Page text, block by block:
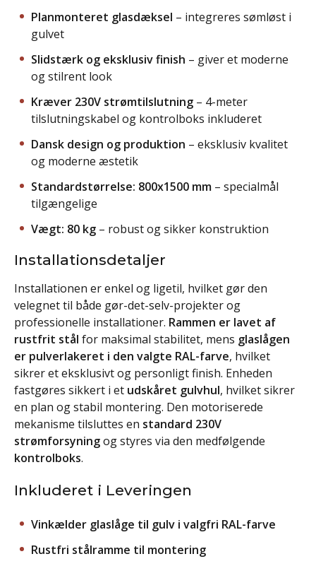
Planmonteret glasdæksel – integreres sømløst i
gulvet
Slidstærk og eksklusiv finish – giver et moderne
og stilrent look
Kræver 230V strømtilslutning – 4-meter
tilslutningskabel og kontrolboks inkluderet
Dansk design og produktion – eksklusiv kvalitet
og moderne æstetik
Standardstørrelse: 800x1500 mm – specialmål
tilgængelige
Vægt: 80 kg – robust og sikker konstruktion
Installationsdetaljer
Installationen er enkel og ligetil, hvilket gør den
velegnet til både gør-det-selv-projekter og
professionelle installationer. Rammen er lavet af
rustfrit stål for maksimal stabilitet, mens glaslågen
er pulverlakeret i den valgte RAL-farve, hvilket
sikrer et eksklusivt og personligt finish. Enheden
fastgøres sikkert i et udskåret gulvhul, hvilket sikrer
en plan og stabil montering. Den motoriserede
mekanisme tilsluttes en standard 230V
strømforsyningog styres via den medfølgende
kontrolboks.
Inkluderet i Leveringen
Vinkælder glaslåge til gulv i valgfri RAL-farve
Rustfri stålramme til montering